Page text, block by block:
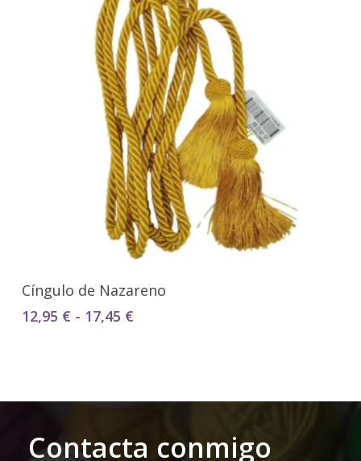
Cíngulo de Nazareno
12,95 € - 17,45 €Rango
hasta
Contacta conmigo